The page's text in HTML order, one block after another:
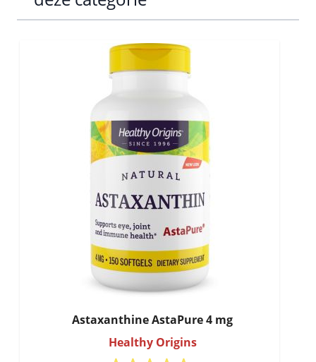
Astaxanthine AstaPure 4 mg
Healthy Origins